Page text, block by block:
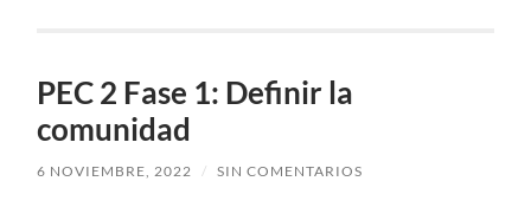
PEC 2 Fase 1: Definir la
comunidad
6 NOVIEMBRE, 2022 / SIN COMENTARIOS